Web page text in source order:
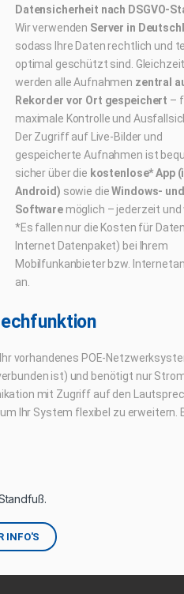
Datensicherheit nach DSGVO-
Wir verwenden Server in
sodass Ihre Daten rechtlich und
optimal geschützt sind.
werden alle Aufnahmen zentral
Rekorder vor Ort gespeichert –
maximale Kontrolle und
Der Zugriff auf Live-Bilder und
gespeicherte Aufnahmen ist
sicher über die kostenlose* App
Android) sowie dieWindows-
Softwaremöglich – jederzeit
*Es fallen nur die Kosten für
Internet Datenpaket) bei Ihrem
Mobilfunkanbieter bzw.
an.
vorhandenes POE-
ist) und benötigt nur
mit Zugriff auf den
Ihr System flexibel zu
INFO'S